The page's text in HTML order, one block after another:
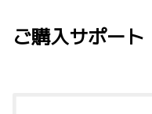
ご購入サポート